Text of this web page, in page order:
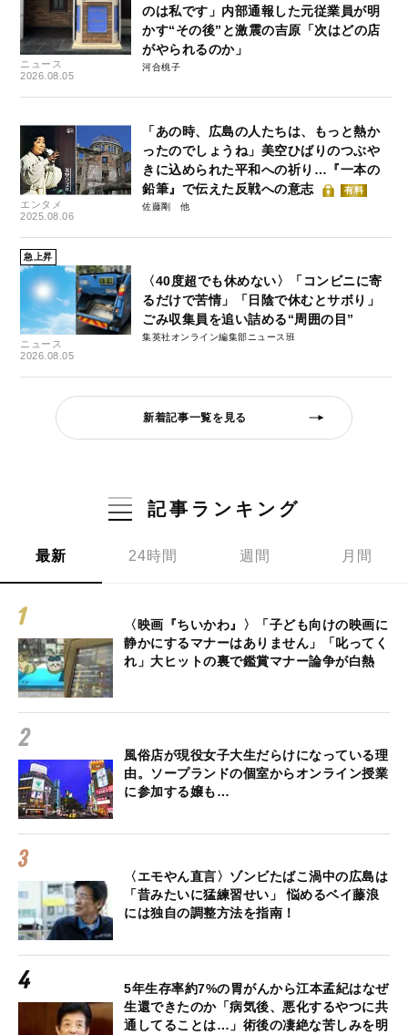
ニュース
2026.08.05
のは私です」内部通報した元従業員が明
かす“その後”と激震の吉原「次はどの店
がやられるのか」
河合桃子
エンタメ
2025.08.06
「あの時、広島の人たちは、もっと熱か
ったのでしょうね」美空ひばりのつぶや
きに込められた平和への祈り…『一本の
鉛筆』で伝えた反戦への意志
有料
佐藤剛
急上昇
ニュース
2026.08.05
〈40度超でも休めない〉「コンビニに寄
るだけで苦情」「日陰で休むとサボり」
ごみ収集員を追い詰める“周囲の目”
集英社オンライン編集部ニュース班
新着記事一覧を見る
記事ランキング
最新 24時間 週間 月間
〈映画『ちいかわ』〉「子ども向けの映画に
静かにするマナーはありません」「叱ってく
れ」大ヒットの裏で鑑賞マナー論争が白熱
風俗店が現役女子大生だらけになっている理
由。ソープランドの個室からオンライン授業
に参加する嬢も…
〈エモやん直言〉ゾンビたばこ渦中の広島は
「昔みたいに猛練習せい」 悩めるベイ藤浪
には独自の調整方法を指南！
5年生存率約7%の胃がんから江本孟紀はなぜ
生還できたのか「病気後、悪化するやつに共
通してることは…」術後の凄絶な苦しみを明